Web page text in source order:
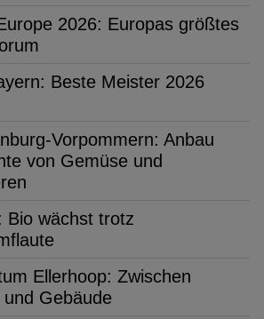
2026: Europas größtes
Beste Meister 2026
Vorpommern: Anbau
von Gemüse und
Bio wächst trotz
Ellerhoop: Zwischen
Gebäude